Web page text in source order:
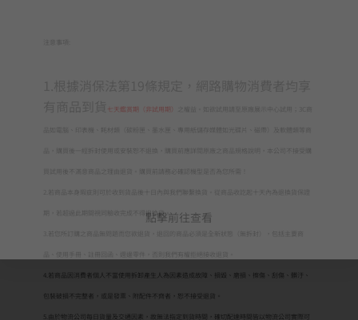
七天鑑賞期（非試用期）
期，若超過此期間視同驗收完成不得退換貨。
4.若商品因消費者個人不當使用拆卸產生人為因素造成故障、損毀、磨損、擦傷、刮傷、髒汙、
包裝破損不完整者，或是發票、附配件不齊者，恕不接受退貨。
5.由於物流公司每日貨量及交通因素，故無法指定到貨時間，確切配達時間皆以物流公司實際可
點擊前往查看